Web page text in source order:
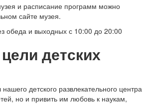
и расписание программ можно
сайте музея.
обеда и выходных с 10:00 до 20:00
детских
детского развлекательного центра
но и привить им любовь к наукам,